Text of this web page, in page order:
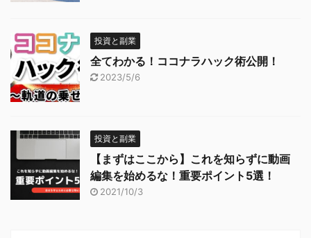
投資と副業
全てわかる！ココナラハック術公開！
2023/5/6
投資と副業
【まずはここから】これを知らずに動画
編集を始めるな！重要ポイント5選！
2021/10/3